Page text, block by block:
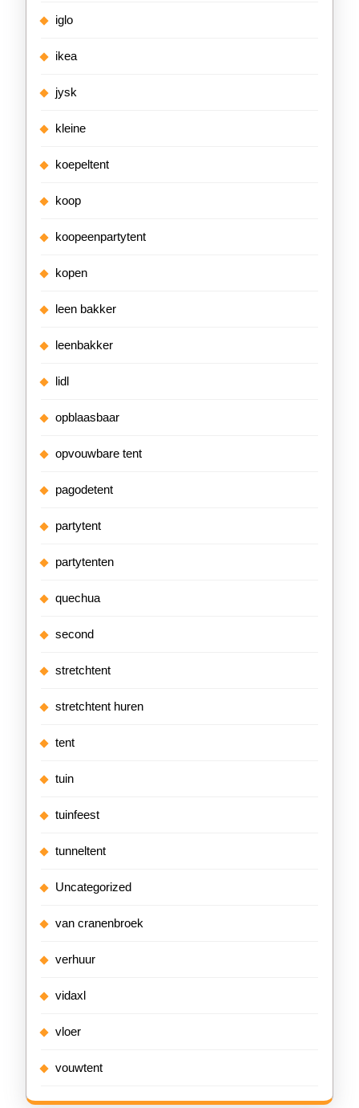
iglo
ikea
jysk
kleine
koepeltent
koop
koopeenpartytent
kopen
leen bakker
leenbakker
lidl
opblaasbaar
opvouwbare tent
pagodetent
partytent
partytenten
quechua
second
stretchtent
stretchtent huren
tent
tuin
tuinfeest
tunneltent
Uncategorized
van cranenbroek
verhuur
vidaxl
vloer
vouwtent